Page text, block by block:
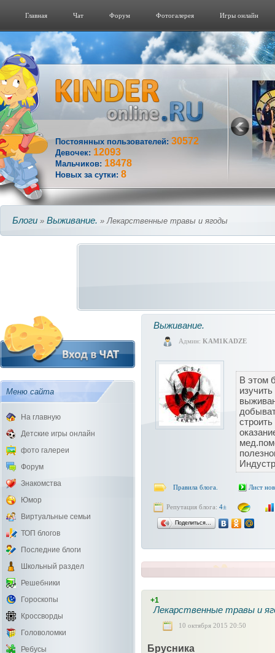
Главная Чат Форум Фотогалерeя Игры онлайн
Постоянных пользователей: 30572
Девочек: 12093
Мальчиков: 18478
Новых за сутки: 8
Блоги » Выживание. » Лекарственные травы и ягоды
Меню сайта
На главную
Детские игры онлайн
фото галереи
Форум
Знакомства
Юмор
Виртуальные семьи
ТОП блогов
Последние блоги
Школьный раздел
Решебники
Гороскопы
Кроссворды
Головоломки
Ребусы
Выживание.
Админ: KAM1KADZE
В этом
Правила блога. Лист
Репутация блога: 4±
Поделиться…
+1
Лекарственные травы и
10 октября 2015 20:50
Брусника